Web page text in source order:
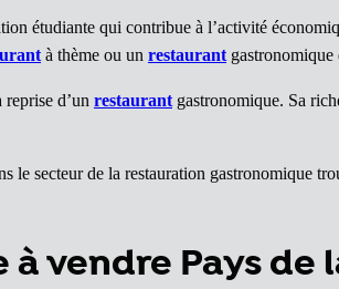
étudiante qui contribue à l’activité
à thème ou un restaurant gastronomique
d’un restaurant gastronomique. Sa
le secteur de la restauration gastronomique
vendre Pays de